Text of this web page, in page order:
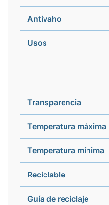
Antivaho
Usos
Transparencia
Temperatura máxima
Temperatura mínima
Reciclable
Guía de reciclaje